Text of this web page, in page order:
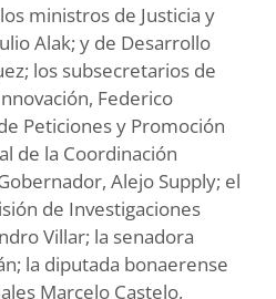
ministros de Justicia y
Alak; y de Desarrollo
los subsecretarios de
Federico
Peticiones y Promoción
de la Coordinación
Alejo Supply; el
de Investigaciones
Villar; la senadora
la diputada bonaerense
Marcelo Castelo,